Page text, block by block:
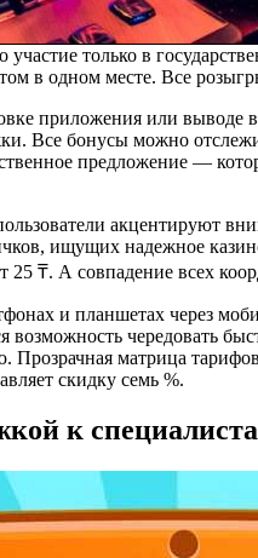
только в
в одном месте. Все
приложения или выводе
Все бонусы можно
предложение —
акцентируют
ищущих надежное
25 ₸. А совпадение всех
и планшетах через
чередовать
матрица
скидку семь %.
к